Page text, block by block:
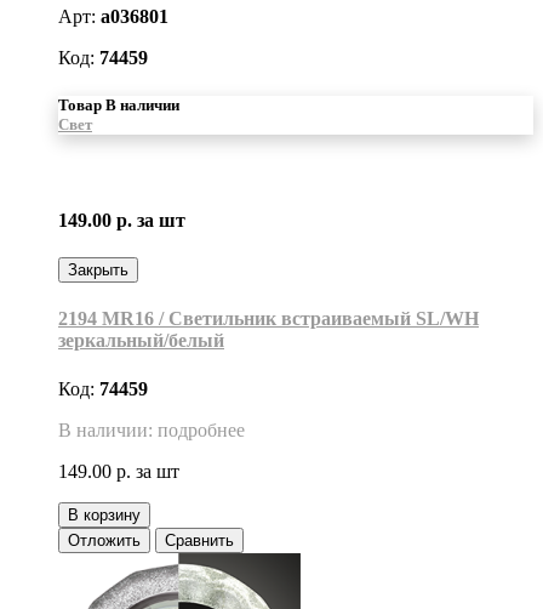
Арт: a036801
Код: 74459
Товар В наличии
Свет
149.00 р. за шт
Закрыть
2194 MR16 / Светильник встраиваемый SL/WH
зеркальный/белый
Код: 74459
В наличии: подробнее
149.00 р. за шт
В корзину
Отложить
Сравнить